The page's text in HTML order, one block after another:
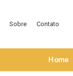
Sobre Contato
Home